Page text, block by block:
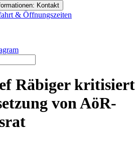
Kontakt
& Öffnungszeiten
Räbiger kritisiert
von AöR-